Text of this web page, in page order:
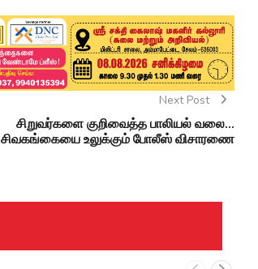
Next Post
சிறுவர்களை குறிவைத்த பாலியல் வலை...
சிவகங்கையை உலுக்கும் போலீஸ் விசாரணை